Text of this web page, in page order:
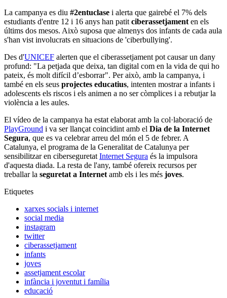
La campanya es diu #2entuclase i alerta que gairebé el 7% dels
estudiants d'entre 12 i 16 anys han patit ciberassetjament en els
últims dos mesos. Això suposa que almenys dos infants de cada aula
s'han vist involucrats en situacions de 'ciberbullying'.
Des d'UNICEF alerten que el ciberassetjament pot causar un dany
profund: "La petjada que deixa, tan digital com en la vida de qui ho
pateix, és molt difícil d’esborrar". Per això, amb la campanya, i
també en els seus projectes educatius, intenten mostrar a infants i
adolescents els riscos i els animen a no ser còmplices i a rebutjar la
violència a les aules.
El vídeo de la campanya ha estat elaborat amb la col·laboració de
PlayGround i va ser llançat coincidint amb el Dia de la Internet
Segura, que es va celebrar arreu del món el 5 de febrer. A
Catalunya, el programa de la Generalitat de Catalunya per
sensibilitzar en ciberseguretat Internet Segura és la impulsora
d'aquesta diada. La resta de l'any, també ofereix recursos per
treballar la seguretat a Internet amb els i les més joves.
Etiquetes
xarxes socials i internet
social media
instagram
twitter
ciberassetjament
infants
joves
assetjament escolar
infància i joventut i família
educació